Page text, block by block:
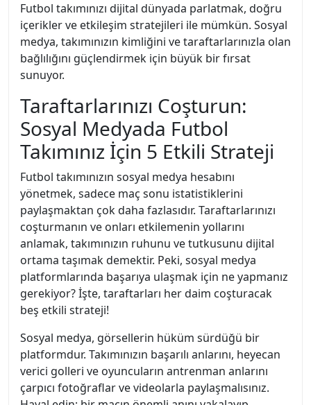
Futbol takımınızı dijital dünyada parlatmak, doğru
içerikler ve etkileşim stratejileri ile mümkün. Sosyal
medya, takımınızın kimliğini ve taraftarlarınızla olan
bağlılığını güçlendirmek için büyük bir fırsat
sunuyor.
Taraftarlarınızı Coşturun:
Sosyal Medyada Futbol
Takımınız İçin 5 Etkili Strateji
Futbol takımınızın sosyal medya hesabını
yönetmek, sadece maç sonu istatistiklerini
paylaşmaktan çok daha fazlasıdır. Taraftarlarınızı
coşturmanın ve onları etkilemenin yollarını
anlamak, takımınızın ruhunu ve tutkusunu dijital
ortama taşımak demektir. Peki, sosyal medya
platformlarında başarıya ulaşmak için ne yapmanız
gerekiyor? İşte, taraftarları her daim coşturacak
beş etkili strateji!
Sosyal medya, görsellerin hüküm sürdüğü bir
platformdur. Takımınızın başarılı anlarını, heyecan
verici golleri ve oyuncuların antrenman anlarını
çarpıcı fotoğraflar ve videolarla paylaşmalısınız.